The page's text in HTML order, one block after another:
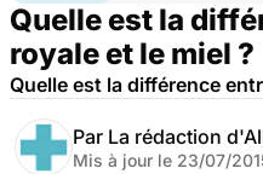
Quelle est la
royale et le miel ?
Quelle est la différence
Par La rédaction
Mis à jour le 23/07/